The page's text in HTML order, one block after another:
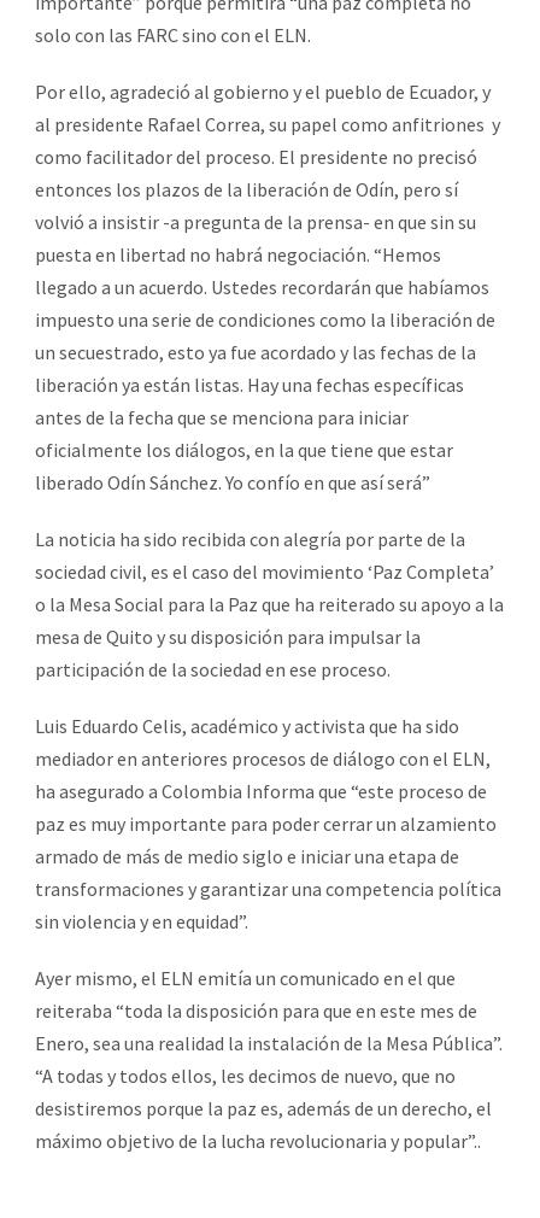
solo con las FARC sino con el ELN.
Por ello, agradeció al gobierno y el pueblo de Ecuador, y
al presidente Rafael Correa, su papel como anfitriones y
como facilitador del proceso. El presidente no precisó
entonces los plazos de la liberación de Odín, pero sí
volvió a insistir -a pregunta de la prensa- en que sin su
puesta en libertad no habrá negociación. “Hemos
llegado a un acuerdo. Ustedes recordarán que habíamos
impuesto una serie de condiciones como la liberación de
un secuestrado, esto ya fue acordado y las fechas de la
liberación ya están listas. Hay una fechas específicas
antes de la fecha que se menciona para iniciar
oficialmente los diálogos, en la que tiene que estar
liberado Odín Sánchez. Yo confío en que así será”
La noticia ha sido recibida con alegría por parte de la
sociedad civil, es el caso del movimiento ‘Paz Completa’
o la Mesa Social para la Paz que ha reiterado su apoyo a la
mesa de Quito y su disposición para impulsar la
participación de la sociedad en ese proceso.
Luis Eduardo Celis, académico y activista que ha sido
mediador en anteriores procesos de diálogo con el ELN,
ha asegurado a Colombia Informa que “este proceso de
paz es muy importante para poder cerrar un alzamiento
armado de más de medio siglo e iniciar una etapa de
transformaciones y garantizar una competencia política
sin violencia y en equidad”.
Ayer mismo, el ELN emitía un comunicado en el que
reiteraba “toda la disposición para que en este mes de
Enero, sea una realidad la instalación de la Mesa Pública”.
“A todas y todos ellos, les decimos de nuevo, que no
desistiremos porque la paz es, además de un derecho, el
máximo objetivo de la lucha revolucionaria y popular”..